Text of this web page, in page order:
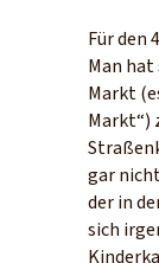
Für den
Man hat
Markt
Markt“)
gar
der in
sich